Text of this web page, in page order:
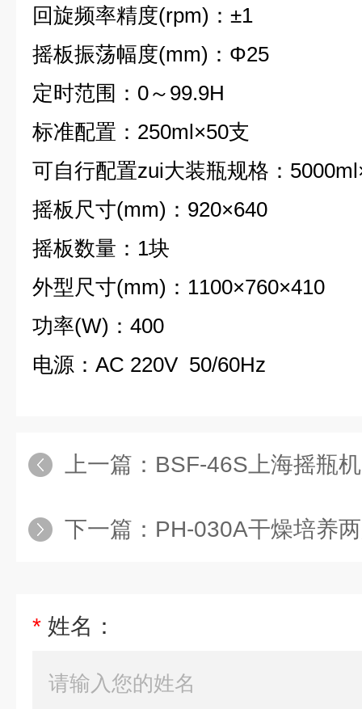
回旋频率精度(rpm)：±1
摇板振荡幅度(mm)：Φ25
定时范围：0～99.9H
标准配置：250ml×50支
可自行配置zui大装瓶规格：
摇板尺寸(mm)：920×640
摇板数量：1块
外型尺寸(mm)：1100×760×410
功率(W)：400
电源：AC 220V 50/60Hz
上一篇： BSF-46S上海摇瓶机,
下一篇： PH-030A干燥培养
* 姓名：